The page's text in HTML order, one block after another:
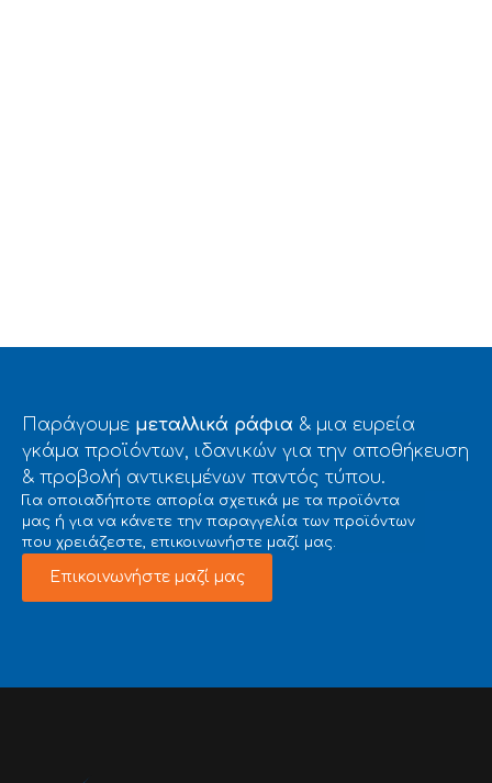
Παράγουμε μεταλλικά ράφια & μια ευρεία
γκάμα προϊόντων, ιδανικών για την αποθήκευση
& προβολή αντικειμένων παντός τύπου.
Για οποιαδήποτε απορία σχετικά με τα προϊόντα
μας ή για να κάνετε την παραγγελία των προϊόντων
που χρειάζεστε, επικοινωνήστε μαζί μας.
Επικοινωνήστε μαζί μας